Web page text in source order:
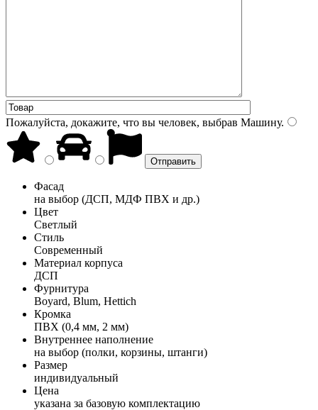
Пожалуйста, докажите, что вы человек, выбрав Машину.
Фасад
на выбор (ДСП, МДФ ПВХ и др.)
Цвет
Светлый
Стиль
Современный
Материал корпуса
ДСП
Фурнитура
Boyard, Blum, Hettich
Кромка
ПВХ (0,4 мм, 2 мм)
Внутреннее наполнение
на выбор (полки, корзины, штанги)
Размер
индивидуальный
Цена
указана за базовую комплектацию